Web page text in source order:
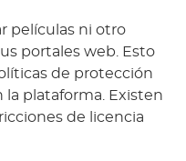
películas ni otro
portales web. Esto
de protección
plataforma. Existen
de licencia